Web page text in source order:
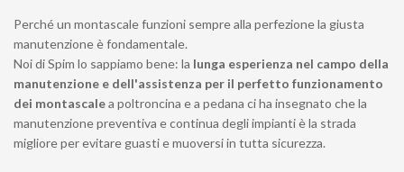
Perché un montascale funzioni sempre alla perfezione la giusta
manutenzione è fondamentale.
Noi di Spim lo sappiamo bene: la lunga esperienza nel campo della
manutenzione e dell'assistenza per il perfetto funzionamento
dei montascalea poltroncina e a pedana ci ha insegnato che la
manutenzione preventiva e continua degli impianti è la strada
migliore per evitare guasti e muoversi in tutta sicurezza.